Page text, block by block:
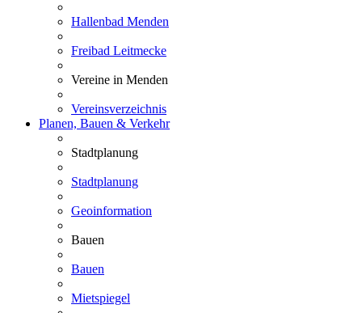
Hallenbad Menden
Freibad Leitmecke
Vereine in Menden
Vereinsverzeichnis
Planen, Bauen & Verkehr
Stadtplanung
Stadtplanung
Geoinformation
Bauen
Bauen
Mietspiegel